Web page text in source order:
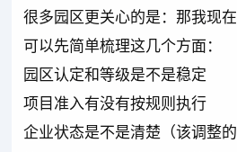
很多园区更关心的是：那我现
可以先简单梳理这几个方面：
园区认定和等级是不是稳定
项目准入有没有按规则执行
企业状态是不是清楚（该调整的